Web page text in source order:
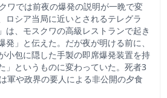
ワでは前夜の爆発の説明が一晩で変
ロシア当局に近いとされるテレグラ
は、モスクワの高級レストランで起き
発」と伝えた。だが夜が明ける前に、
小包に隠した手製の即席爆発装置を持
」というものに変わっていた。死者3
軍や政界の要人による非公開の夕食